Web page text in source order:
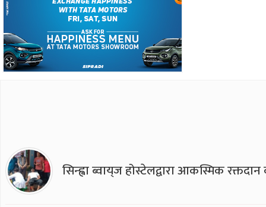
सिन्ह्वा ब्वाय्‌ज होस्टेलद्वारा आकस्मिक